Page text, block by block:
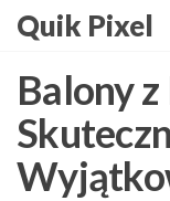
Skip
the
content
Quik Pixel
Balony